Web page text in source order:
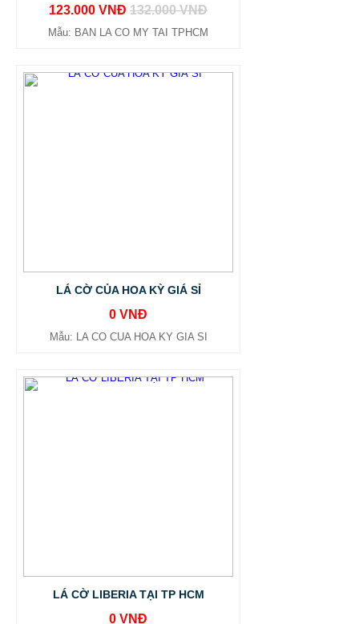
123.000 VNĐ 132.000 VNĐ
Mẫu: BAN LA CO MY TAI TPHCM
LÁ CỜ CỦA HOA KỲ GIÁ SỈ
0 VNĐ
Mẫu: LA CO CUA HOA KY GIA SI
LÁ CỜ LIBERIA TẠI TP HCM
0 VNĐ